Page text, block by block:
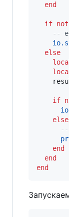
end
if not
--
else
if
--
end
end
end